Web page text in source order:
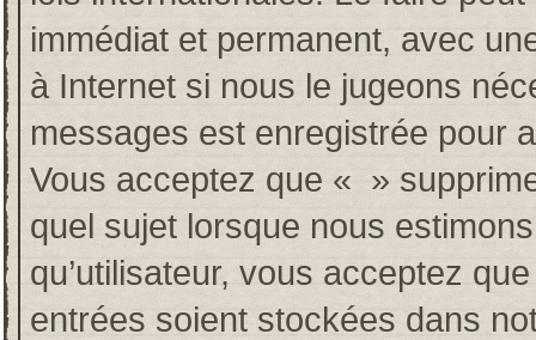
immédiat et permanent, avec
à Internet si nous le jugeons
messages est enregistrée pour
Vous acceptez que « »
quel sujet lorsque nous
qu’utilisateur, vous acceptez
entrées soient stockées dans